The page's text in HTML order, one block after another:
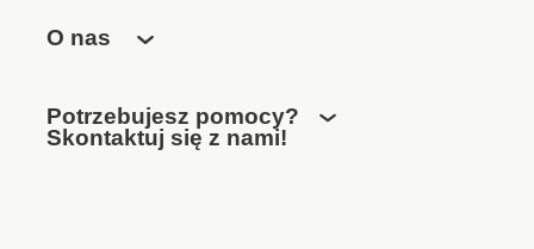
O nas
Potrzebujesz pomocy?
Skontaktuj się z nami!